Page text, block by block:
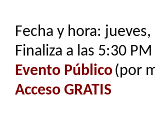
Fecha y hora:
Finaliza a las 5:30 PM
Evento Público(por
Acceso GRATIS